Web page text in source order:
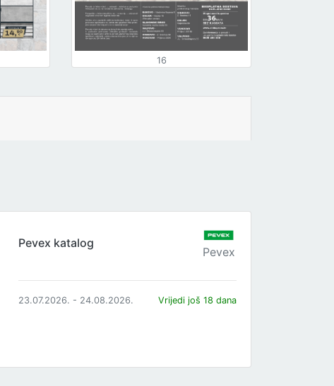
16
Pevex katalog
Pevex
23.07.2026. - 24.08.2026. Vrijedi još 18 dana